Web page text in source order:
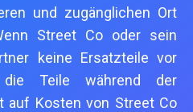
und zugänglichen Ort
Street Co oder sein
keine Ersatzteile vor
Teile während der
auf Kosten von Street Co